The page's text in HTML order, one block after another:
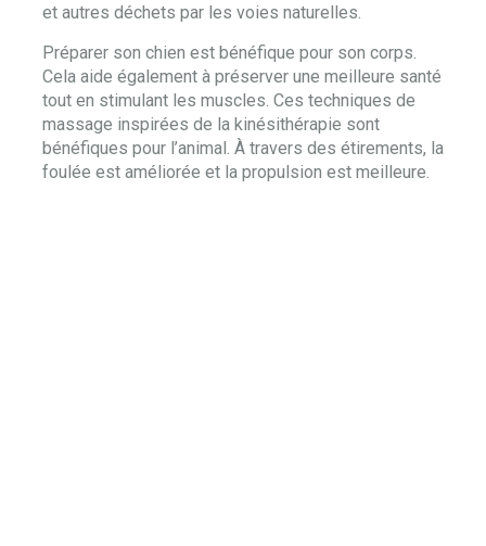
et autres déchets par les voies naturelles.
Préparer son chien est bénéfique pour son corps.
Cela aide également à préserver une meilleure santé
tout en stimulant les muscles. Ces techniques de
massage inspirées de la kinésithérapie sont
bénéfiques pour l’animal. À travers des étirements, la
foulée est améliorée et la propulsion est meilleure.